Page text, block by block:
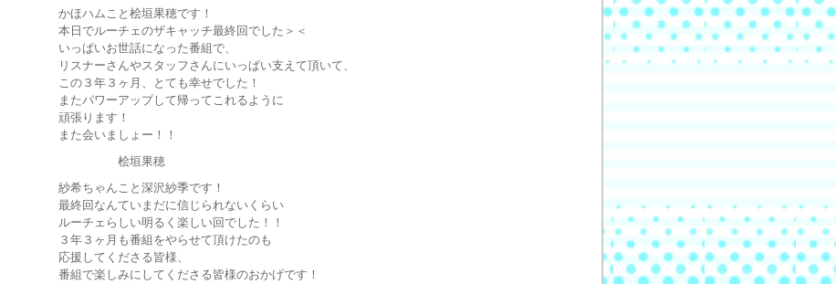
かほハムこと桧垣果穂です！
本日でルーチェのザキャッチ最終回でした＞＜
いっぱいお世話になった番組で、
リスナーさんやスタッフさんにいっぱい支えて頂いて、
この３年３ヶ月、とても幸せでした！
またパワーアップして帰ってこれるように
頑張ります！
また会いましょー！！
桧垣果穂
紗希ちゃんこと深沢紗季です！
最終回なんていまだに信じられないくらい
ルーチェらしい明るく楽しい回でした！！
３年３ヶ月も番組をやらせて頂けたのも
応援してくださる皆様、
番組で楽しみにしてくださる皆様のおかげです！